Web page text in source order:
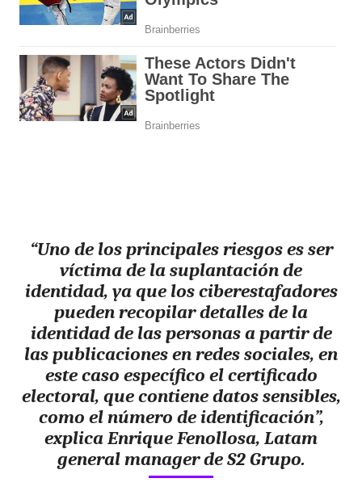
“Uno de los principales riesgos es ser
víctima de la suplantación de
identidad, ya que los ciberestafadores
pueden recopilar detalles de la
identidad de las personas a partir de
las publicaciones en redes sociales, en
este caso específico el certificado
electoral, que contiene datos sensibles,
como el número de identificación”,
explica Enrique Fenollosa, Latam
general manager de S2 Grupo.